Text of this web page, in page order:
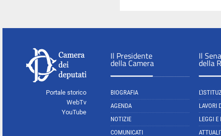
Portale storico
WebTv
YouTube
Il Presidente
della Camera
BIOGRAFIA
AGENDA
NOTIZIE
COMUNICATI
Il
della
LAVORI
LEGGI E